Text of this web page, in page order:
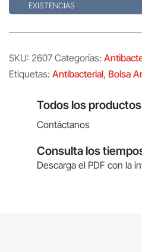
EXISTENCIAS
SKU: 2607 Categorías:
Etiquetas: Antibacterial, Bolsa
Todos los
Contáctanos
Consulta los
Descarga el PDF con la